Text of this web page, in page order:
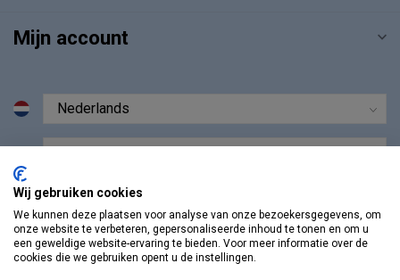
Mijn account
Wij gebruiken cookies
We kunnen deze plaatsen voor analyse van onze bezoekersgegevens, om
onze website te verbeteren, gepersonaliseerde inhoud te tonen en om u
een geweldige website-ervaring te bieden. Voor meer informatie over de
cookies die we gebruiken opent u de instellingen.